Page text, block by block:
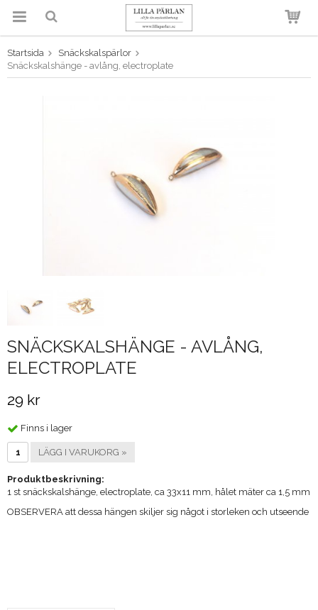
Produkten har blivit tillagd i
varukorgen
Startsida
Snäckskalspärlor
Snäckskalshänge - avlång, electroplate
SNÄCKSKALSHÄNGE - AVLÅNG,
ELECTROPLATE
29 kr
Finns i lager
LÄGG I VARUKORG »
Produktbeskrivning:
1 st snäckskalshänge, electroplate, ca 33x11 mm, hålet mäter ca 1,5 mm
OBSERVERA att dessa hängen skiljer sig något i storleken och utseende